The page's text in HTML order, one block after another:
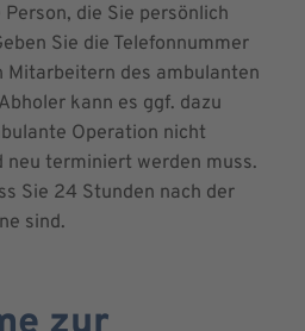
die Sie persönlich
Sie die Telefonnummer
Mitarbeitern des ambulanten
kann es ggf. dazu
Operation nicht
terminiert werden muss.
Sie 24 Stunden nach der
sind.